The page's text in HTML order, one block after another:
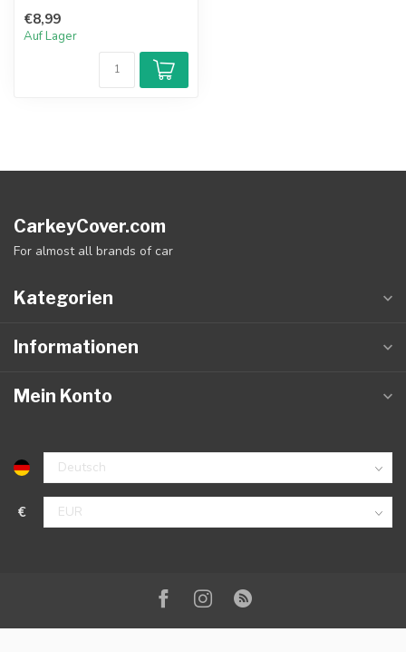
€8,99
Auf Lager
CarkeyCover.com
For almost all brands of car
Kategorien
Informationen
Mein Konto
€